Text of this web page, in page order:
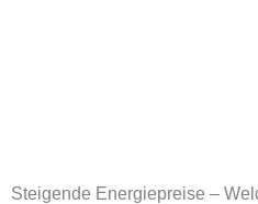
Steigende Energiepreise –